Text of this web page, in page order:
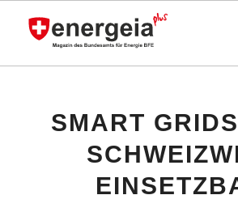
SMART